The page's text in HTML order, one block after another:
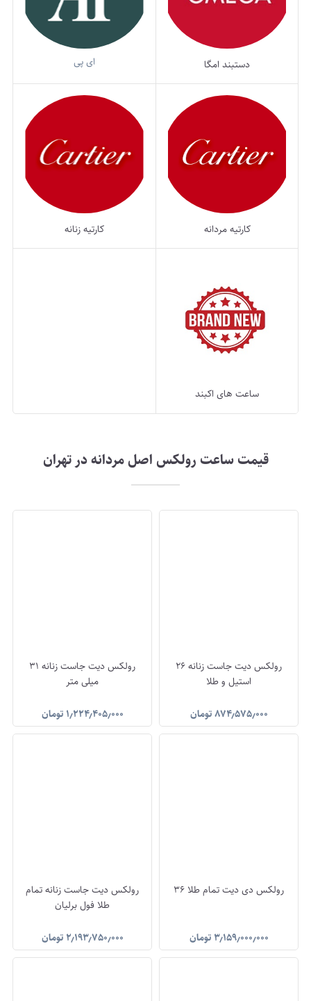
دستبند امگا ای پی
کارتیه مردانه کارتیه زنانه
ساعت های اکبند
قیمت ساعت رولکس اصل مردانه در تهران
رولکس دیت جاست زنانه 26
استیل و طلا
۸۷۴٫۵۷۵٫۰۰۰ تومان
رولکس دیت جاست زنانه 31
میلی متر
۱٫۲۲۴٫۴۰۵٫۰۰۰ تومان
رولکس دی دیت تمام طلا 36
۳٫۱۵۹٫۰۰۰٫۰۰۰ تومان
رولکس دیت جاست زنانه تمام
طلا فول برلیان
۲٫۱۹۳٫۷۵۰٫۰۰۰ تومان